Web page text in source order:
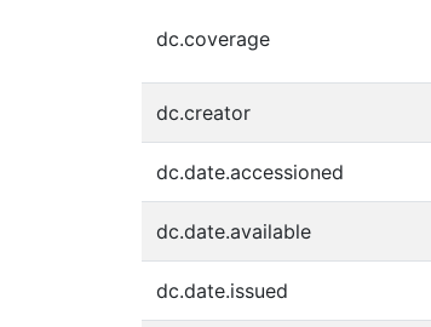
dc.coverage
dc.creator
dc.date.accessioned
dc.date.available
dc.date.issued